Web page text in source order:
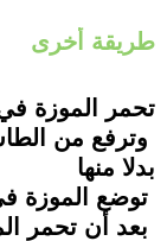
طريقة أخرى
تحمر الموزة
وترفع من
بدلا منها
توضع الموزة
بعد أن تحمر